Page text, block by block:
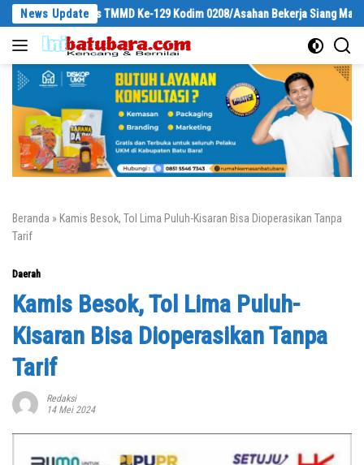
Langsung
konten
News Update
Satgas TMMD Ke-129 Kodim 0208/Asahan Bekerja Siang Malam Demi
Beranda » Kamis Besok, Tol Lima Puluh-Kisaran Bisa Dioperasikan Tanpa
Tarif
Daerah
Kamis Besok, Tol Lima Puluh-
Kisaran Bisa Dioperasikan Tanpa
Tarif
Redaksi
14 Mei 2024